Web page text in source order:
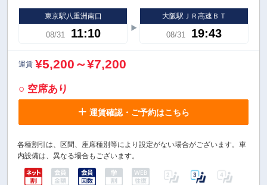
東京駅八重洲南口
08/31 11:10
大阪駅ＪＲ高速ＢＴ
08/31 19:43
運賃 ¥5,200～¥7,200
○ 空席あり
運賃確認・ご予約はこちら
各種割引は、区間、座席種別等により設定がない場合がございます。車
内設備は、異なる場合もございます。